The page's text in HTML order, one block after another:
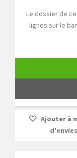
Le dossier de
lignes sur le
Ajouter à
d'envies